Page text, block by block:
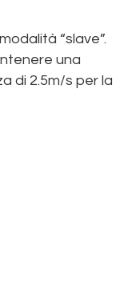
“slave”.
una
di 2.5m/s per la